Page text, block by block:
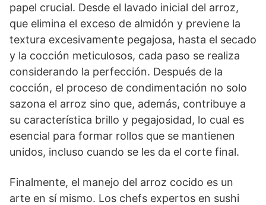
papel crucial. Desde el lavado inicial del arroz,
que elimina el exceso de almidón y previene la
textura excesivamente pegajosa, hasta el secado
y la cocción meticulosos, cada paso se realiza
considerando la perfección. Después de la
cocción, el proceso de condimentación no solo
sazona el arroz sino que, además, contribuye a
su característica brillo y pegajosidad, lo cual es
esencial para formar rollos que se mantienen
unidos, incluso cuando se les da el corte final.
Finalmente, el manejo del arroz cocido es un
arte en sí mismo. Los chefs expertos en sushi